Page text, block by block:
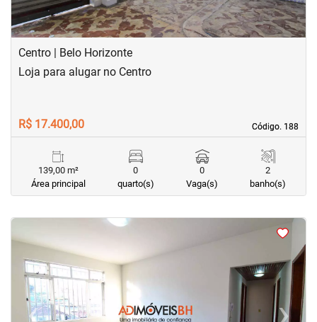
Centro | Belo Horizonte
Código. 188
Código. 188
Loja para alugar no Centro
R$ 17.400,00
139,00 m²
Área principal
0
quarto(s)
0
Vaga(s)
2
banho(s)